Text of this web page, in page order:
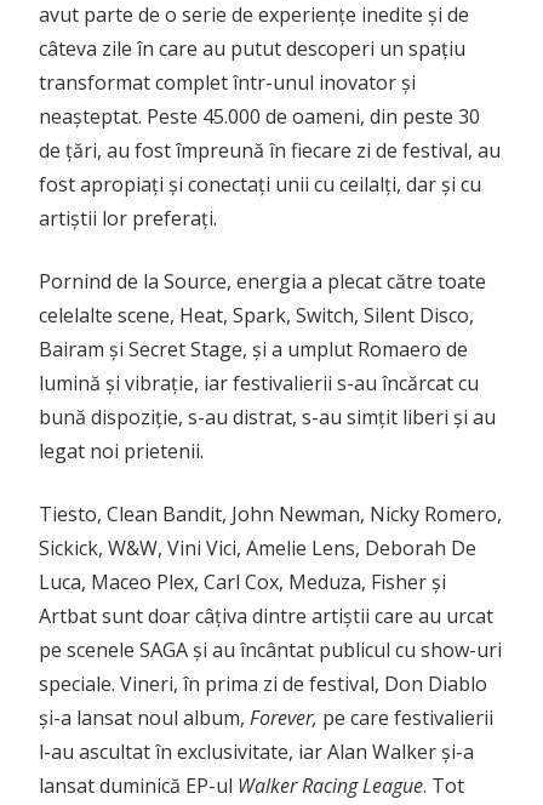
avut parte de o serie de experiențe inedite și de
câteva zile în care au putut descoperi un spațiu
transformat complet într-unul inovator și
neașteptat. Peste 45.000 de oameni, din peste 30
de țări, au fost împreună în fiecare zi de festival, au
fost apropiați și conectați unii cu ceilalți, dar și cu
artiștii lor preferați.
Pornind de la Source, energia a plecat către toate
celelalte scene, Heat, Spark, Switch, Silent Disco,
Bairam și Secret Stage, și a umplut Romaero de
lumină și vibrație, iar festivalierii s-au încărcat cu
bună dispoziție, s-au distrat, s-au simțit liberi și au
legat noi prietenii.
Tiesto, Clean Bandit, John Newman, Nicky Romero,
Sickick, W&W, Vini Vici, Amelie Lens, Deborah De
Luca, Maceo Plex, Carl Cox, Meduza, Fisher și
Artbat sunt doar câțiva dintre artiștii care au urcat
pe scenele SAGA și au încântat publicul cu show-uri
speciale. Vineri, în prima zi de festival, Don Diablo
și-a lansat noul album, Forever, pe care festivalierii
l-au ascultat în exclusivitate, iar Alan Walker și-a
lansat duminică EP-ul Walker Racing League. Tot